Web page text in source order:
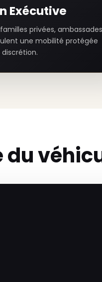
Exécutive
privées, ambassades
une mobilité protégée
du